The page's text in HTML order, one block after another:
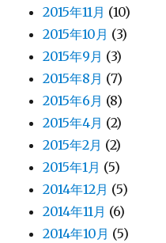
2015年11月 (10)
2015年10月 (3)
2015年9月 (3)
2015年8月 (7)
2015年6月 (8)
2015年4月 (2)
2015年2月 (2)
2015年1月 (5)
2014年12月 (5)
2014年11月 (6)
2014年10月 (5)